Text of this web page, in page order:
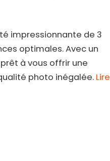
impressionnante de 3
optimales. Avec un
à vous offrir une
photo inégalée. Lire